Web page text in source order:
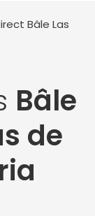
Bâle Las
Bâle
de